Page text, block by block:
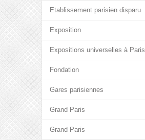
Etablissement parisien disparu
Exposition
Expositions universelles à Paris
Fondation
Gares parisiennes
Grand Paris
Grand Paris